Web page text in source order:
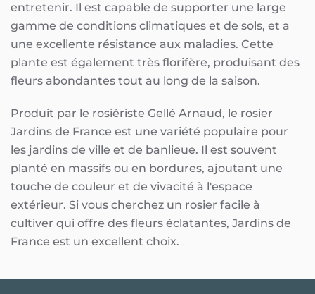
entretenir. Il est capable de supporter une large
gamme de conditions climatiques et de sols, et a
une excellente résistance aux maladies. Cette
plante est également très florifère, produisant des
fleurs abondantes tout au long de la saison.
Produit par le rosiériste Gellé Arnaud, le rosier
Jardins de France est une variété populaire pour
les jardins de ville et de banlieue. Il est souvent
planté en massifs ou en bordures, ajoutant une
touche de couleur et de vivacité à l'espace
extérieur. Si vous cherchez un rosier facile à
cultiver qui offre des fleurs éclatantes, Jardins de
France est un excellent choix.